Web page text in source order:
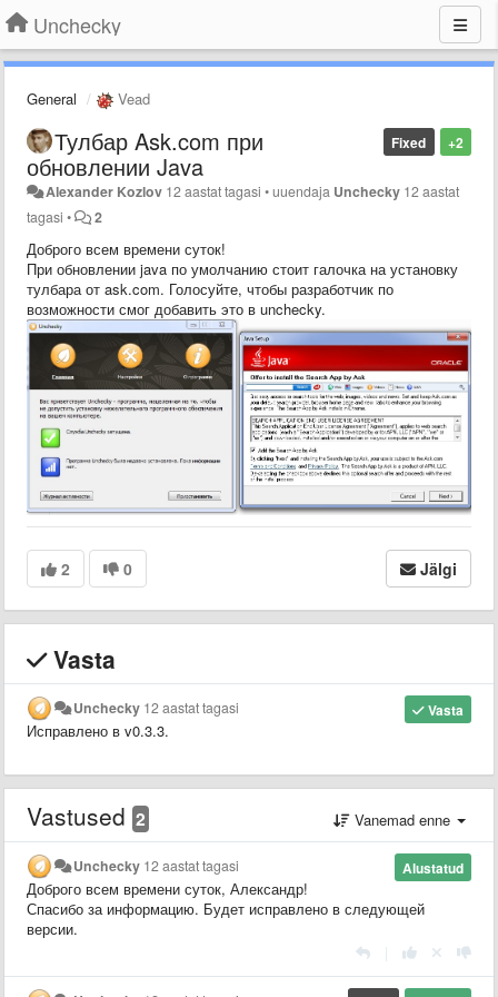
Unchecky
General Vead
+2
Fixed
Тулбар Ask.com при
обновлении Java
Alexander Kozlov 12 aastat tagasi •uuendaja Unchecky 12 aastat
tagasi • 2
Доброго всем времени суток!
При обновлении java по умолчанию стоит галочка на установку
тулбара от ask.com. Голосуйте, чтобы разработчик по
возможности смог добавить это в unchecky.
2 0 Jälgi
Vasta
Vasta
Unchecky 12 aastat tagasi
Исправлено в v0.3.3.
Vastused 2 Vanemad enne
Alustatud
Unchecky 12 aastat tagasi
Доброго всем времени суток, Александр!
Спасибо за информацию. Будет исправлено в следующей
версии.